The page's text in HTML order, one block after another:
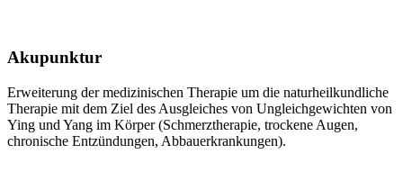
Akupunktur
Erweiterung der medizinischen Therapie um die naturheilkundliche
Therapie mit dem Ziel des Ausgleiches von Ungleichgewichten von
Ying und Yang im Körper (Schmerztherapie, trockene Augen,
chronische Entzündungen, Abbauerkrankungen).